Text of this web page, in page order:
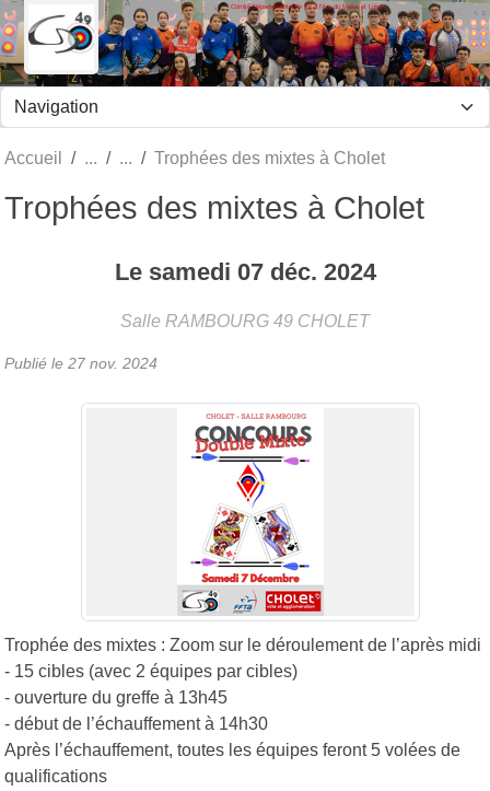
Comité Départemental de Tir à l'Arc du Maine et Loire
Accueil Trophées des mixtes à Cholet
Trophées des mixtes à Cholet
Le samedi 07 déc. 2024
Salle RAMBOURG 49 CHOLET
Publié le 27 nov. 2024
Trophée des mixtes : Zoom sur le déroulement de l’après midi
- 15 cibles (avec 2 équipes par cibles)
- ouverture du greffe à 13h45
- début de l’échauffement à 14h30
Après l’échauffement, toutes les équipes feront 5 volées de
qualifications
Panneau de gestion des cookies